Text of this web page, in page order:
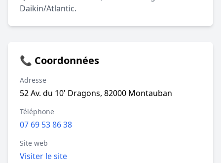
Daikin/Atlantic.
📞 Coordonnées
Adresse
52 Av. du 10' Dragons, 82000 Montauban
Téléphone
07 69 53 86 38
Site web
Visiter le site